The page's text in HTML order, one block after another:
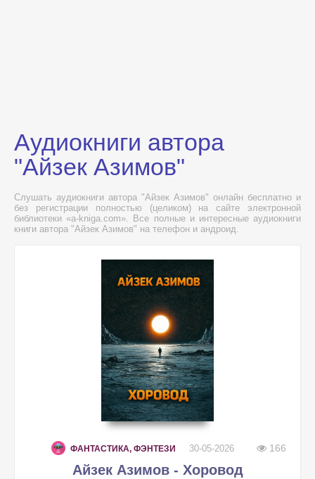
Аудиокниги автора
"Айзек Азимов"
Слушать аудиокниги автора "Айзек Азимов" онлайн бесплатно и
без регистрации полностью (целиком) на сайте электронной
библиотеки «a-kniga.com». Все полные и интересные аудиокниги
книги автора "Айзек Азимов" на телефон и андроид.
ФАНТАСТИКА, ФЭНТЕЗИ 30-05-2026 166
Айзек Азимов - Хоровод